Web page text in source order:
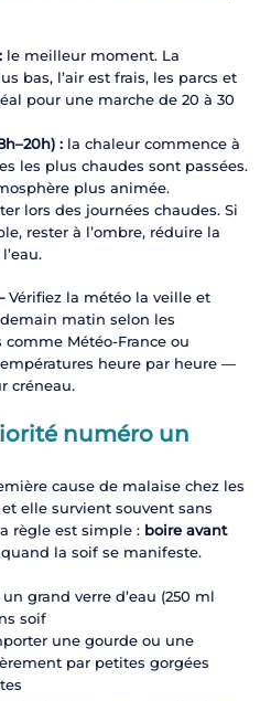
le meilleur moment. La
bas, l’air est frais, les parcs et
pour une marche de 20 à 30
:la chaleur commence à
les plus chaudes sont passées.
plus animée.
lors des journées chaudes. Si
rester à l’ombre, réduire la
Vérifiez la météo la veille et
matin selon les
Météo-France ou
heure par heure —
créneau.
numéro un
cause de malaise chez les
elle survient souvent sans
règle est simple : boire avant
la soif se manifeste.
grand verre d’eau (250 ml
soif
une gourde ou une
par petites gorgées